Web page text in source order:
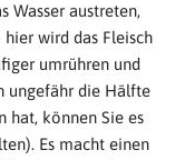
Wasser austreten,
wird das Fleisch
umrühren und
ungefähr die Hälfte
hat, können Sie es
Es macht einen